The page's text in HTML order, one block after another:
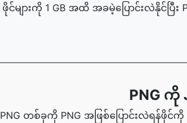
ဖိုင်များကို 1 GB အထိ အခမဲ့ပြောင်းလဲနိုင်ပ
PNG ကို
PNG တစ်ခုကို PNG အဖြစ်ပြောင်းလဲရန်ဖို